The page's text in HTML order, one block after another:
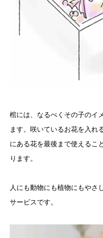
棺には、なるべくその子のイ
ます。咲いているお花を入れ
にある花を最後まで使えるこ
ります。
人にも動物にも植物にもやさ
サービスです。